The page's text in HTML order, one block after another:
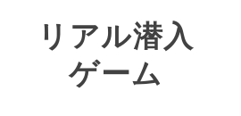
リアル潜入
ゲーム